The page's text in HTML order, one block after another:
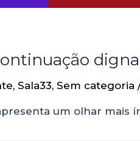
digna
, Sala33, Sem categoria
um olhar